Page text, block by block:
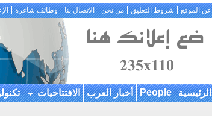
عن الموقع شروط التعليق من نحن الاتصال بنا وظائف شاغرة
الرئيسية People أخبار العرب الافتتاحيات